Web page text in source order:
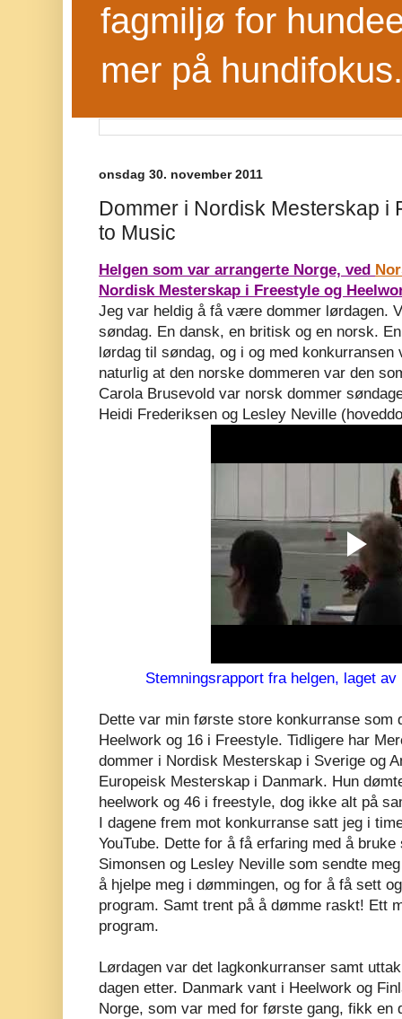
fagmiljø for
mer på
onsdag 30. november 2011
Dommer i Nordisk Mesterskap i
to Music
Helgen som var arrangerte Norge, ved
Nordisk Mesterskap i Freestyle og
Jeg var heldig å få være dommer lørdagen.
søndag. En dansk, en britisk og en norsk.
lørdag til søndag, og i og med
naturlig at den norske dommeren var den
Carola Brusevold var norsk dommer
Heidi Frederiksen og Lesley Neville
Stemningsrapport fra helgen, laget
Dette var min første store konkurranse som
Heelwork og 16 i Freestyle. Tidligere har
dommer i Nordisk Mesterskap i Sverige og
Europeisk Mesterskap i Danmark. Hun
heelwork og 46 i freestyle, dog ikke alt på
I dagene frem mot konkurranse satt jeg i
YouTube. Dette for å få erfaring med å
Simonsen og Lesley Neville som sendte
å hjelpe meg i dømmingen, og for å få sett
program. Samt trent på å dømme raskt! Ett
program.
Lørdagen var det lagkonkurranser samt
dagen etter. Danmark vant i Heelwork og
Norge, som var med for første gang, fikk en